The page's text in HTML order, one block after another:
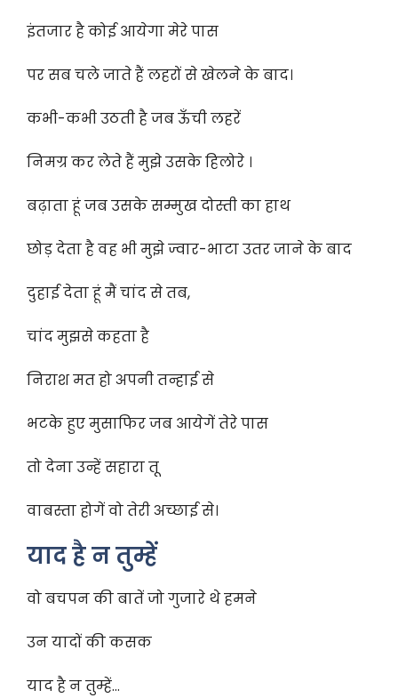
इंतजार है कोई आयेगा मेरे पास
पर सब चले जाते हैं लहरों से खेलने के बाद।
कभी-कभी उठती है जब ऊँची लहरें
निमग्र कर लेते हैं मुझे उसके हिलोरे ।
बढ़ाता हूं जब उसके सम्मुख दोस्ती का हाथ
छोड़ देता है वह भी मुझे ज्वार-भाटा उतर जाने के बाद
दुहाई देता हूं मैं चांद से तब,
चांद मुझसे कहता है
निराश मत हो अपनी तन्हाई से
भटके हुए मुसाफिर जब आयेगें तेरे पास
तो देना उन्हें सहारा तू
वाबस्ता होगें वो तेरी अच्छाई से।
याद है न तुम्हें
वो बचपन की बातें जो गुजारे थे हमने
उन यादों की कसक
याद है न तुम्हें…